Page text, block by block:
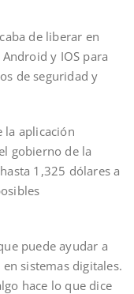
de liberar en
y IOS para
de seguridad y
la aplicación
gobierno de la
1,325 dólares a
puede ayudar a
sistemas digitales.
hace lo que dice